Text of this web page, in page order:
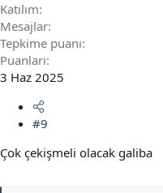
Katılım
Mesajlar
Tepkime puanı
Puanları
3 Haz 2025
#9
Çok çekişmeli olacak galiba